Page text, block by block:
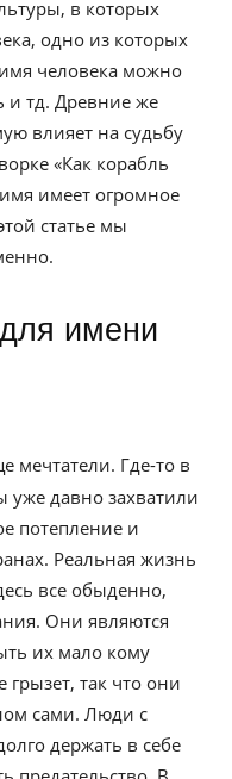
в которых
одно из которых
человека можно
и тд. Древние же
влияет на судьбу
«Как корабль
имеет огромное
статье мы
мечтатели. Где-то в
давно захватили
потепление и
Реальная жизнь
все обыденно,
Они являются
их мало кому
грызет, так что они
сами. Люди с
держать в себе